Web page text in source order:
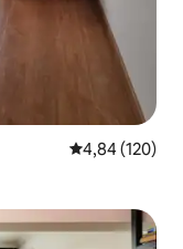
4,84 av 5 i
4,84 (120)